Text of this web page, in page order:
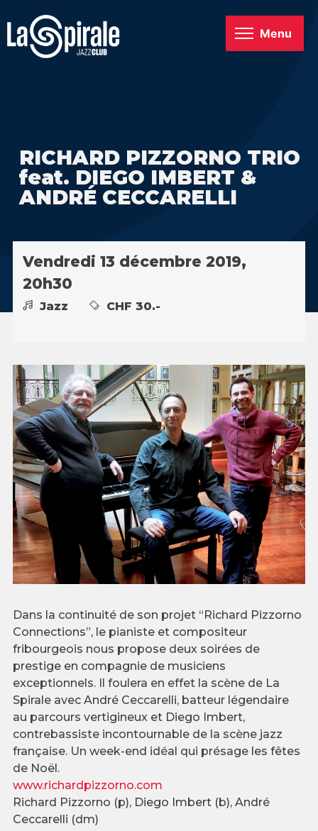
Menu
RICHARD PIZZORNO TRIO
feat. DIEGO IMBERT &
ANDRÉ CECCARELLI
Vendredi 13 décembre 2019,
20h30
Jazz CHF 30.-
Dans la continuité de son projet “Richard Pizzorno
Connections”, le pianiste et compositeur
fribourgeois nous propose deux soirées de
prestige en compagnie de musiciens
exceptionnels. Il foulera en effet la scène de La
Spirale avec André Ceccarelli, batteur légendaire
au parcours vertigineux et Diego Imbert,
contrebassiste incontournable de la scène jazz
française. Un week-end idéal qui présage les fêtes
de Noël.
www.richardpizzorno.com
Richard Pizzorno (p), Diego Imbert (b), André
Ceccarelli (dm)